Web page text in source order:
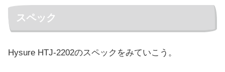
スペック
Hysure HTJ-2202のスペックをみていこう。